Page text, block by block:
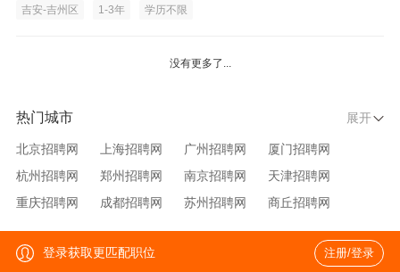
吉安-吉州区 1-3年 学历不限
没有更多了...
热门城市 展开
北京招聘网 上海招聘网 广州招聘网
厦门招聘网
杭州招聘网
郑州招聘网 南京招聘网
天津招聘网
重庆招聘网
成都招聘网 苏州招聘网
商丘招聘网
大连招聘网
济南招聘网 宁波招聘网
无锡招聘网
青岛招聘网
沈阳招聘网 西安招聘网
登录获取更匹配职位 注册/登录